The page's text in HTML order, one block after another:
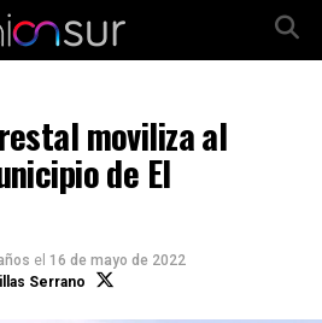
moviliza al
de El
el 16 de mayo de 2022
Serrano